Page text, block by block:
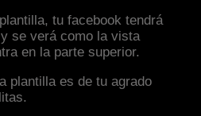
tu facebook tendrá
se verá como la vista
en la parte superior.
plantilla es de tu agrado